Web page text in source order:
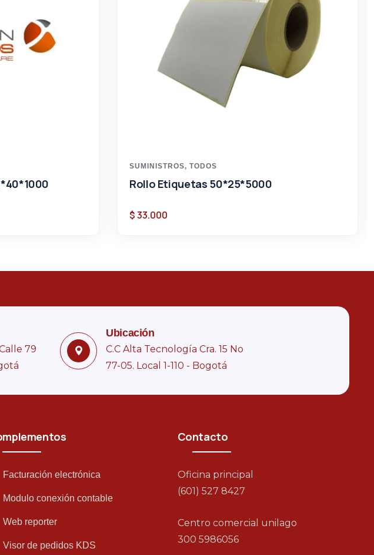
SUMINISTROS, TODOS
Rollo Etiquetas 50*25*5000
$33.000
79
Ubicación
C.C Alta Tecnología Cra. 15 No
77-05. Local 1-110 - Bogotá
Facturación electrónica
Modulo conexión contable
Web reporter
Visor de pedidos KDS
Contacto
Oficina principal
(601) 527 8427
Centro comercial unilago
300 5986056